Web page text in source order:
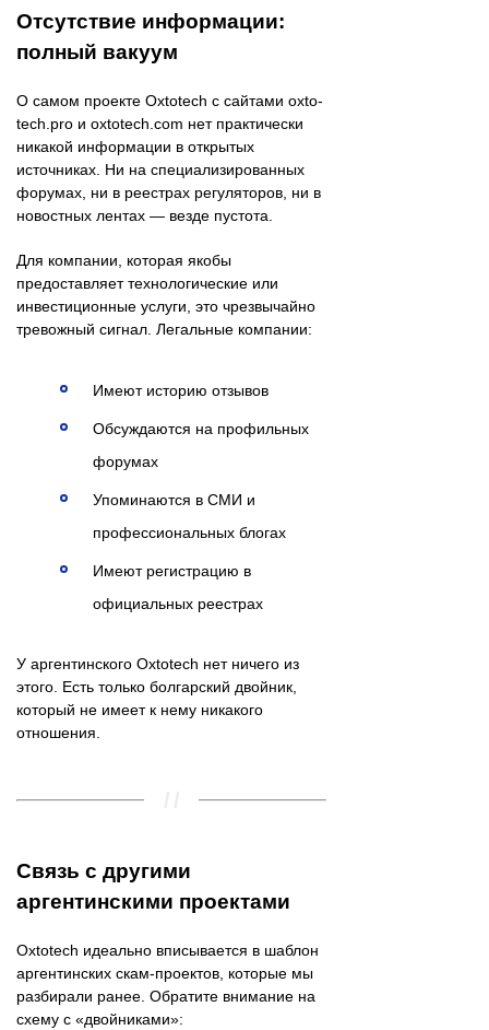
Отсутствие информации:
полный вакуум
О самом проекте Oxtotech с сайтами oxto-
tech.pro и oxtotech.com нет практически
никакой информации в открытых
источниках. Ни на специализированных
форумах, ни в реестрах регуляторов, ни в
новостных лентах — везде пустота.
Для компании, которая якобы
предоставляет технологические или
инвестиционные услуги, это чрезвычайно
тревожный сигнал. Легальные компании:
Имеют историю отзывов
Обсуждаются на профильных
форумах
Упоминаются в СМИ и
профессиональных блогах
Имеют регистрацию в
официальных реестрах
У аргентинского Oxtotech нет ничего из
этого. Есть только болгарский двойник,
который не имеет к нему никакого
отношения.
Связь с другими
аргентинскими проектами
Oxtotech идеально вписывается в шаблон
аргентинских скам-проектов, которые мы
разбирали ранее. Обратите внимание на
схему с «двойниками»: